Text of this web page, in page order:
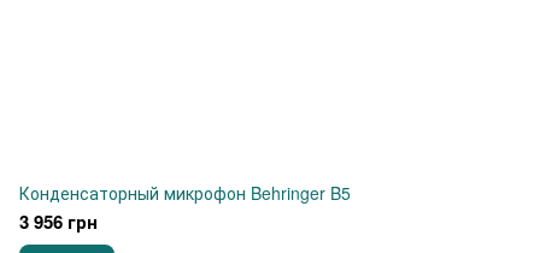
Конденсаторный микрофон Behringer B5
3 956 грн